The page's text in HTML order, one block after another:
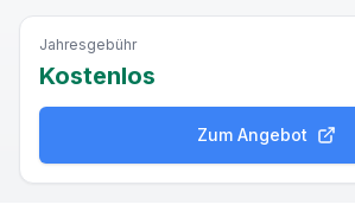
Jahresgebühr
Kostenlos
Zum Angebot